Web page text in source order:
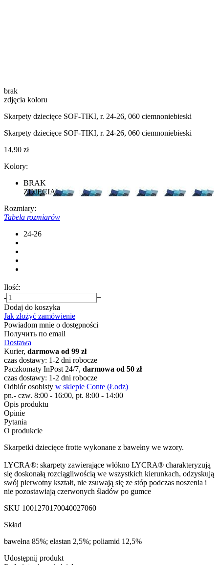
brak
zdjęcia koloru
Skarpety dziecięce SOF-TIKI, r. 24-26, 060 ciemnoniebieski
Skarpety dziecięce SOF-TIKI, r. 24-26, 060 ciemnoniebieski
14,90 zł
Kolory:
BRAK
ZDJĘCIA
Rozmiary:
Tabela rozmiarów
24-26
Ilość:
-
+
Dodaj do koszyka
Jak złożyć zamówienie
Powiadom mnie o dostępności
Получить по email
Dostawa
Kurier, darmowa od 99 zł
czas dostawy: 1-2 dni robocze
Paczkomaty InPost 24/7, darmowa od 50 zł
czas dostawy: 1-2 dni robocze
Odbiór osobisty w sklepie Conte (Łodz)
pn.- czw. 8:00 - 16:00, pt. 8:00 - 14:00
Opis produktu
Opinie
Pytania
O produkcie
Skarpetki dziecięce frotte wykonane z bawełny we wzory.
LYCRA®: skarpety zawierające włókno LYCRA® charakteryzują
się doskonałą rozciągliwością we wszystkich kierunkach, odzyskują
swój pierwotny kształt, nie zsuwają się ze stóp podczas noszenia i
nie pozostawiają czerwonych śladów po gumce
SKU 1001270170040027060
Skład
bawełna 85%; elastan 2,5%; poliamid 12,5%
Udostępnij produkt